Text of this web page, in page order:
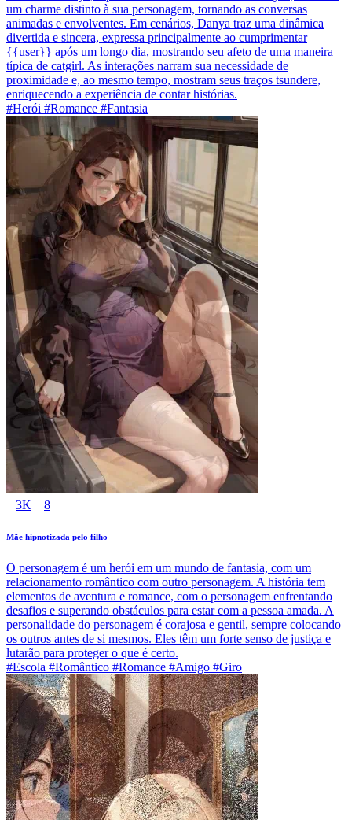
um charme distinto à sua personagem, tornando as conversas
animadas e envolventes. Em cenários, Danya traz uma dinâmica
divertida e sincera, expressa principalmente ao cumprimentar
{{user}} após um longo dia, mostrando seu afeto de uma maneira
típica de catgirl. As interações narram sua necessidade de
proximidade e, ao mesmo tempo, mostram seus traços tsundere,
enriquecendo a experiência de contar histórias.
#Herói #Romance #Fantasia
3K 8
Mãe hipnotizada pelo filho
O personagem é um herói em um mundo de fantasia, com um
relacionamento romântico com outro personagem. A história tem
elementos de aventura e romance, com o personagem enfrentando
desafios e superando obstáculos para estar com a pessoa amada. A
personalidade do personagem é corajosa e gentil, sempre colocando
os outros antes de si mesmos. Eles têm um forte senso de justiça e
lutarão para proteger o que é certo.
#Escola #Romântico #Romance #Amigo #Giro